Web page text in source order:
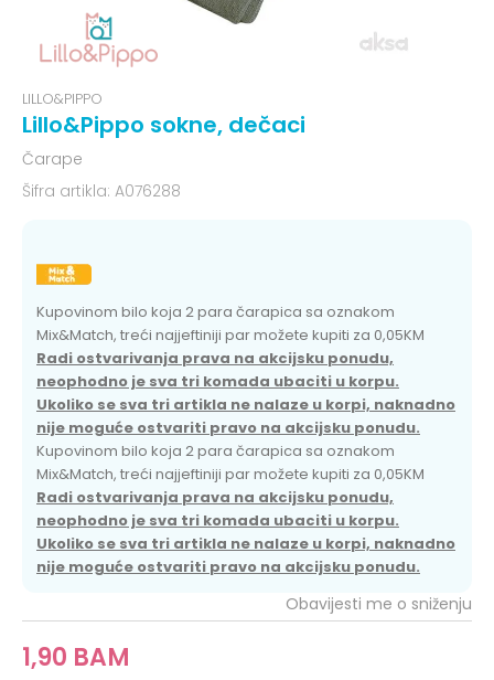
LILLO&PIPPO
Lillo&Pippo sokne, dečaci
Čarape
Šifra artikla: A076288
Kupovinom bilo koja 2 para čarapica sa oznakom
Mix&Match, treći najjeftiniji par možete kupiti za 0,05KM
Radi ostvarivanja prava na akcijsku ponudu,
neophodno je sva tri komada ubaciti u korpu.
Ukoliko se sva tri artikla ne nalaze u korpi, naknadno
nije moguće ostvariti pravo na akcijsku ponudu.
Kupovinom bilo koja 2 para čarapica sa oznakom
Mix&Match, treći najjeftiniji par možete kupiti za 0,05KM
Radi ostvarivanja prava na akcijsku ponudu,
neophodno je sva tri komada ubaciti u korpu.
Ukoliko se sva tri artikla ne nalaze u korpi, naknadno
nije moguće ostvariti pravo na akcijsku ponudu.
1,90 BAM
Obavijesti me o sniženju